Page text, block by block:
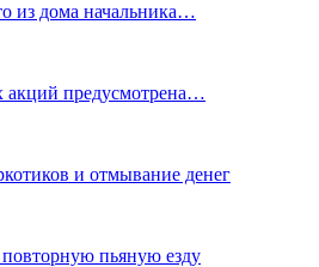
из дома начальника…
акций предусмотрена…
и отмывание денег
пьяную езду